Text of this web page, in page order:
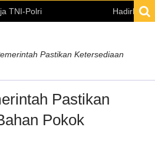
Hadirkan
Pastikan Ketersediaan
Pastikan
Pokok